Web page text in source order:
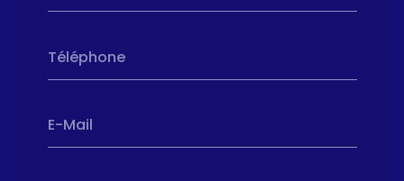
Téléphone
E-Mail